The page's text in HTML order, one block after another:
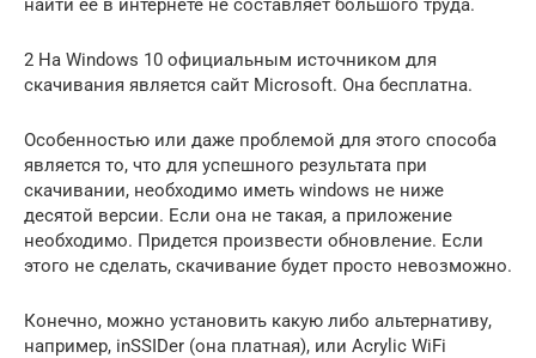
2 На Windows 10 официальным источником для
скачивания является сайт Microsoft. Она бесплатна.
Особенностью или даже проблемой для этого способа
является то, что для успешного результата при
скачивании, необходимо иметь windows не ниже
десятой версии. Если она не такая, а приложение
необходимо. Придется произвести обновление. Если
этого не сделать, скачивание будет просто невозможно.
Конечно, можно установить какую либо альтернативу,
например, inSSIDer (она платная), или Acrylic WiFi